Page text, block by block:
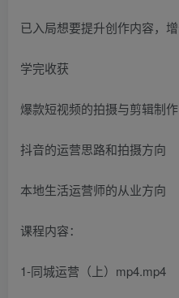
已入局想要提升创作内容，
学完收获
爆款短视频的拍摄与剪辑制作
抖音的运营思路和拍摄方向
本地生活运营师的从业方向
课程内容：
1-同城运营（上）mp4.mp4